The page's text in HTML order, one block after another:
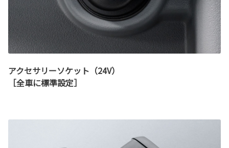
アクセサリーソケット（24V）
［全車に標準設定］